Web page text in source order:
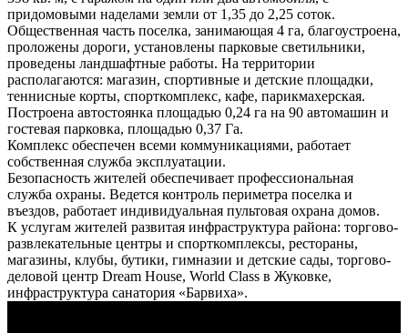
придомовыми наделами земли от 1,35 до 2,25 соток.
Общественная часть поселка, занимающая 4 га, благоустроена,
проложены дороги, установлены парковые светильники,
проведены ландшафтные работы. На территории
располагаются: магазин, спортивные и детские площадки,
теннисные корты, спорткомплекс, кафе, парикмахерская.
Построена автостоянка площадью 0,24 га на 90 автомашин и
гостевая парковка, площадью 0,37 Га.
Комплекс обеспечен всеми коммуникациями, работает
собственная служба эксплуатации.
Безопасность жителей обеспечивает профессиональная
служба охраны. Ведется контроль периметра поселка и
въездов, работает индивидуальная пультовая охрана домов.
К услугам жителей развитая инфраструктура района: торгово-
развлекательные центры и спорткомплексы, рестораны,
магазины, клубы, бутики, гимназии и детские сады, торгово-
деловой центр Dream House, World Class в Жуковке,
инфраструктура санатория «Барвиха».